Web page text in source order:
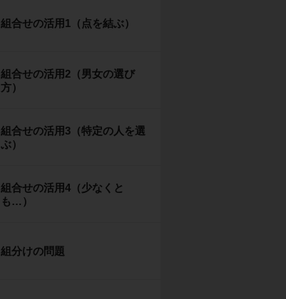
組合せの活用1（点を結ぶ）
組合せの活用2（男女の選び
方）
組合せの活用3（特定の人を選
ぶ）
組合せの活用4（少なくと
も…）
組分けの問題